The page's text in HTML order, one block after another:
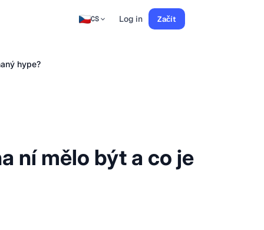
CS Log in Začít
hype?
ní mělo být a co je